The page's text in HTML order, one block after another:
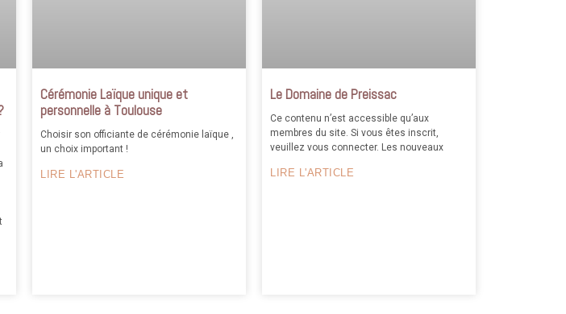
Cérémonie Laïque unique et
personnelle à Toulouse
Choisir son officiante de cérémonie laïque ,
un choix important !
LIRE L'ARTICLE
Le Domaine de Preissac
Ce contenu n’est accessible qu’aux
membres du site. Si vous êtes inscrit,
veuillez vous connecter. Les nouveaux
LIRE L'ARTICLE